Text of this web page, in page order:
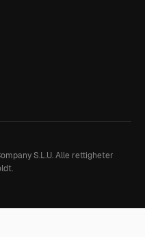
S.L.U. Alle rettigheter
.